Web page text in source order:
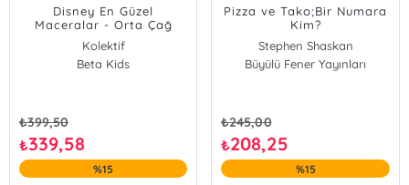
Disney En Güzel
Maceralar - Orta Çağ
Kolektif
Beta Kids
₺399,50
₺339,58
%15
Pizza ve Tako;Bir Numara
Kim?
Stephen Shaskan
Büyülü Fener Yayınları
₺245,00
₺208,25
%15